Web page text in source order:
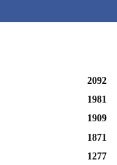
2092
1981
1909
1871
1277